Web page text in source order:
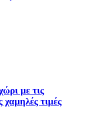
με τις
χαμηλές τιμές